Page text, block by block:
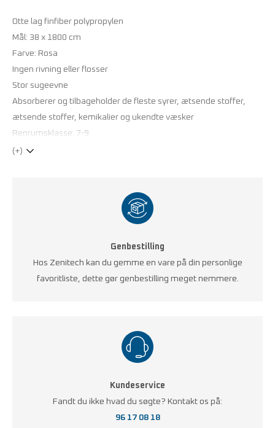
Otte lag finfiber polypropylen
Mål: 38 x 1800 cm
Farve: Rosa
Ingen rivning eller flosser
Stor sugeevne
Absorberer og tilbageholder de fleste syrer, ætsende stoffer,
ætsende stoffer, kemikalier og ukendte væsker
Renrumsklasse: 7-9
(+)
Genbestilling
Hos Zenitech kan du gemme en vare på din personlige
favoritliste, dette gør genbestilling meget nemmere.
Kundeservice
Fandt du ikke hvad du søgte? Kontakt os på:
96 17 08 18